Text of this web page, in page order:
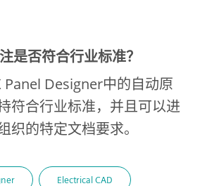
是否符合行业标准？
Panel Designer中的自动原
符合行业标准，并且可以进
织的特定文档要求。
Electrical CAD